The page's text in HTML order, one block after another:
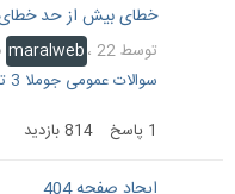
خطای بیش از حد خطای 404 و 403 چرا؟
توسط maralweb ،22 فروردین 1396
سوالات عمومی جوملا 3 تا 3.9
پاسخ 814 بازدید